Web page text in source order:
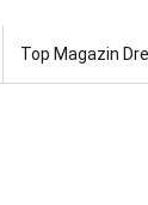
Top Magazin